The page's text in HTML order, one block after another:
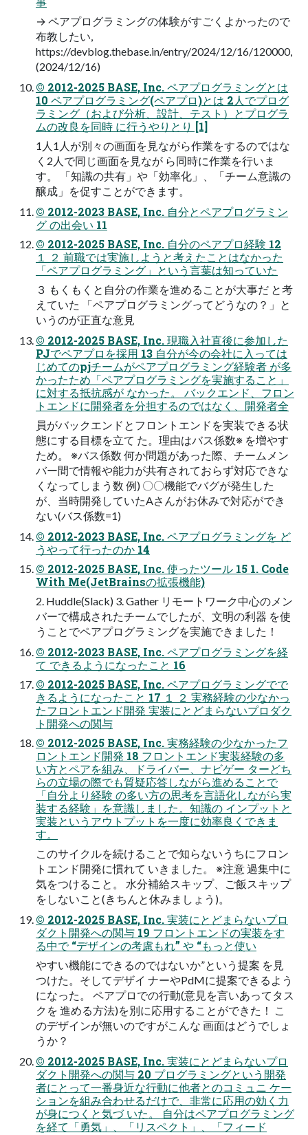
→ ペアプログラミングの体験がすごくよかったので
布教したい,
https://devblog.thebase.in/entry/2024/12/16/120000,
(2024/12/16)
© 2012-2025 BASE, Inc. ペアプログラミングとは
10 ペアプログラミング(ペアプロ)とは 2人でプログ
ラミング（および分析、設計、テスト）とプログラ
ムの改良を同時 に行うやりとり [1]
1人1人が別々の画面を見ながら作業をするのではな
く2人で同じ画面を見なが ら同時に作業を行いま
す。 「知識の共有」や「効率化」、「チーム意識の
醸成」を促すことができます。
© 2012-2023 BASE, Inc. 自分とペアプログラミン
グ の出会い 11
© 2012-2025 BASE, Inc. 自分のペアプロ経験 12
１ ２ 前職では実施しようと考えたことはなかった
「ペアプログラミング」という言葉は知っていた
３ もくもくと自分の作業を進めることが大事だ と考
えていた 「ペアプログラミングってどうなの？」と
いうのが正直な意見
© 2012-2025 BASE, Inc. 現職入社直後に参加した
PJでペアプロを採用 13 自分が今の会社に入っては
じめてのpjチームがペアプログラミング経験者 が多
かったため「ペアプログラミングを実施すること」
に対する抵抗感が なかった。 バックエンド、フロン
トエンドに開発者を分担するのではなく、開発者全
員がバックエンドとフロントエンドを実装できる状
態にする目標を立て た。理由はバス係数※ を増やす
ため。 ※バス係数 何か問題があった際、チームメン
バー間で情報や能力が共有されておらず対応できな
くなってしまう数 例) 〇〇機能でバグが発生した
が、当時開発していたAさんがお休みで対応ができ
ない(バス係数=1)
© 2012-2023 BASE, Inc. ペアプログラミングを ど
うやって行ったのか 14
© 2012-2025 BASE, Inc. 使ったツール 15 1. Code
With Me(JetBrainsの拡張機能)
2. Huddle(Slack) 3. Gather リモートワーク中心のメン
バーで構成されたチームでしたが、文明の利器 を使
うことでペアプログラミングを実施できました！
© 2012-2023 BASE, Inc. ペアプログラミングを経
て できるようになったこと 16
© 2012-2025 BASE, Inc. ペアプログラミングでで
きるようになったこと 17 １ ２ 実務経験の少なかっ
たフロントエンド開発 実装にとどまらないプロダク
ト開発への関与
© 2012-2025 BASE, Inc. 実務経験の少なかったフ
ロントエンド開発 18 フロントエンド実装経験の多
い方とペアを組み、ドライバー、ナビゲー ターどち
らの立場の際でも質疑応答しながら進めることで
「自分より経験 の多い方の思考を言語化しながら実
装する経験」を意識しました。知識の インプットと
実装というアウトプットを一度に効率良くできま
す。
このサイクルを続けることで知らないうちにフロン
トエンド開発に慣れて いきました。 ※注意 過集中に
気をつけること。 水分補給スキップ、ご飯スキップ
をしないこと(きちんと休みましょう)。
© 2012-2025 BASE, Inc. 実装にとどまらないプロ
ダクト開発への関与 19 フロントエンドの実装をす
る中で “デザインの考慮もれ” や “もっと使い
やすい機能にできるのではないか”という提案 を見
つけた。そしてデザイ ナーやPdMに提案できるよう
になった。 ペアプロでの行動(意見を言いあってタス
クを 進める方法)を別に応用することができた！ こ
のデザインが無いのですがこんな 画面はどうでしょ
うか？
© 2012-2025 BASE, Inc. 実装にとどまらないプロ
ダクト開発への関与 20 プログラミングという開発
者にとって一番身近な行動に他者とのコミュニ ケー
ションを組み合わせるだけで、非常に応用の効く力
が身につくと気づ いた。 自分はペアプログラミング
を経て「勇気」、「リスペクト」、「フィード